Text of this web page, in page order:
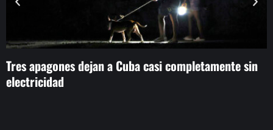
Tres apagones dejan a Cuba casi completamente sin
electricidad